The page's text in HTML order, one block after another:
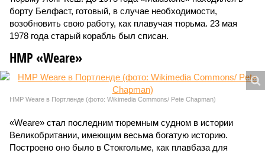
борту Белфаст, готовый, в случае необходимости,
возобновить свою работу, как плавучая тюрьма. 23 мая
1978 года старый корабль был списан.
HMP «Weare»
HMP Weare в Портленде (фото: Wikimedia Commons/ Pete Chapman)
«Weare» стал последним тюремным судном в истории
Великобритании, имеющим весьма богатую историю.
Построено оно было в Стокгольме, как плавбаза для